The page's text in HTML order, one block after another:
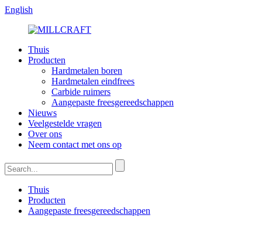
English
Thuis
Producten
Hardmetalen boren
Hardmetalen eindfrees
Carbide ruimers
Aangepaste freesgereedschappen
Nieuws
Veelgestelde vragen
Over ons
Neem contact met ons op
Thuis
Producten
Aangepaste freesgereedschappen